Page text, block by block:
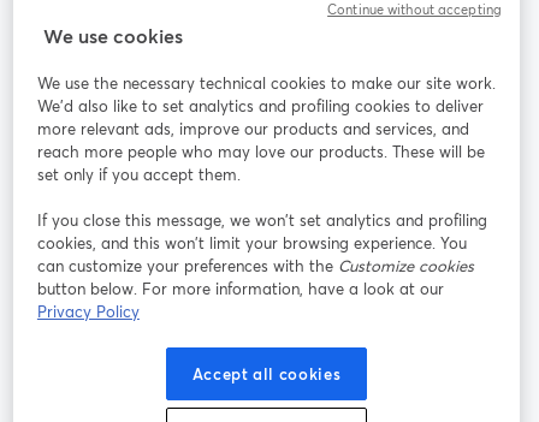
StreamYard：
参加する
ライ
ンセ
ミナ
ー
Facebook
新しいタブで開く(Twitter)
YouTube
Instagram
新しいタブで開く
LinkedIn
新しいタブで開く
プラットフォーム利用規約
We use cookies
We use the necessary technical cookies to make our site work.
We'd also like to set analytics and profiling cookies to deliver
more relevant ads, improve our products and services, and
reach more people who may love our products. These will be
set only if you accept them.
If you close this message, we won’t set analytics and profiling
cookies, and this won’t limit your browsing experience. You
can customize your preferences with the Customize cookies
button below. For more information, have a look at our
Privacy Policy
Accept all cookies
Continue without accepting